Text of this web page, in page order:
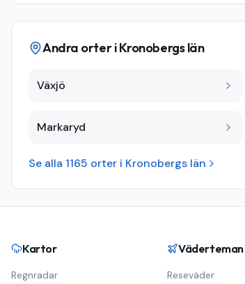
Andra orter iKronobergs län
Växjö
Markaryd
Se alla 1165 orter i Kronobergs län
Kartor
Regnradar
Väderteman
Reseväder